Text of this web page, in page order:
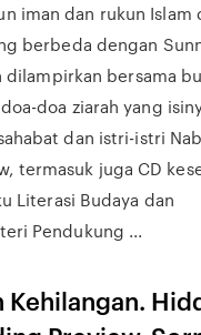
iman dan rukun Islam
berbeda dengan
dilampirkan bersama
doa ziarah yang
dan istri-istri
termasuk juga CD
Literasi Budaya dan
Pendukung ...
Kehilangan.